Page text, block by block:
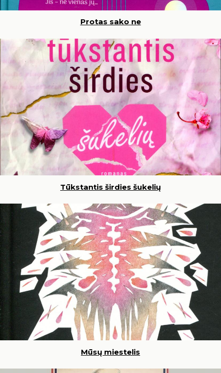
Protas sako ne
Tūkstantis širdies šukelių
Mūsų miestelis